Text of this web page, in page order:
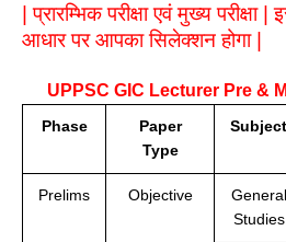
| प्रारम्भिक परीक्षा एवं मुख्य
आधार पर आपका सिलेक्शन होगा |
UPPSC GIC Lecturer Pre &
Phase
Paper
Type
Subject
Prelims Objective
General
Studies